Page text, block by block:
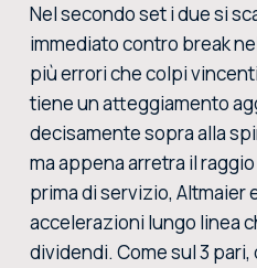
Nel secondo set i due si
immediato contro break
più errori che colpi
tiene un atteggiamento
decisamente sopra alla
ma appena arretra il
prima di servizio, Altmaier
accelerazioni lungo linea
dividendi. Come sul 3